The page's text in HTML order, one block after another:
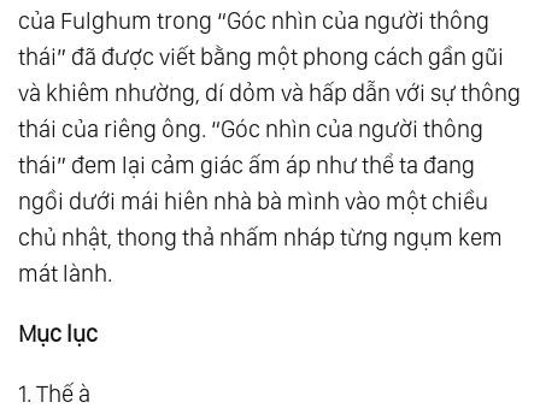
của Fulghum trong “Góc nhìn của người thông
thái” đã được viết bằng một phong cách gần gũi
và khiêm nhường, dí dỏm và hấp dẫn với sự thông
thái của riêng ông. “Góc nhìn của người thông
thái” đem lại cảm giác ấm áp như thể ta đang
ngồi dưới mái hiên nhà bà mình vào một chiều
chủ nhật, thong thả nhấm nháp từng ngụm kem
mát lành.
Mục lục
1. Thế à